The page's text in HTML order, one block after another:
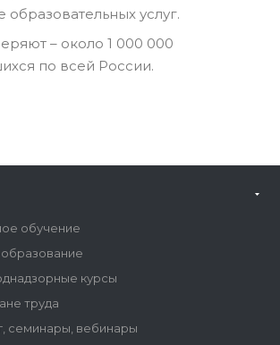
образовательных услуг.
– около 1 000 000
по всей России.
обучение
курсы
труда
семинары, вебинары